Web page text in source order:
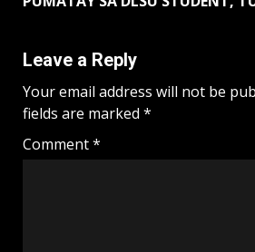
Leave a Reply
Your email address will not be
fields are marked *
Comment*